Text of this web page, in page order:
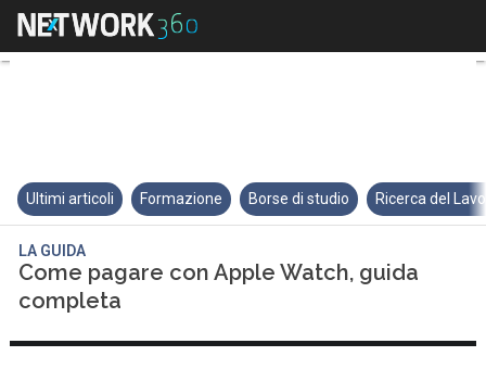
Come pagare con Apple
Ultimi articoli Formazione Borse di studio Ricerca del
LA GUIDA
Come pagare con Apple Watch, guida
completa